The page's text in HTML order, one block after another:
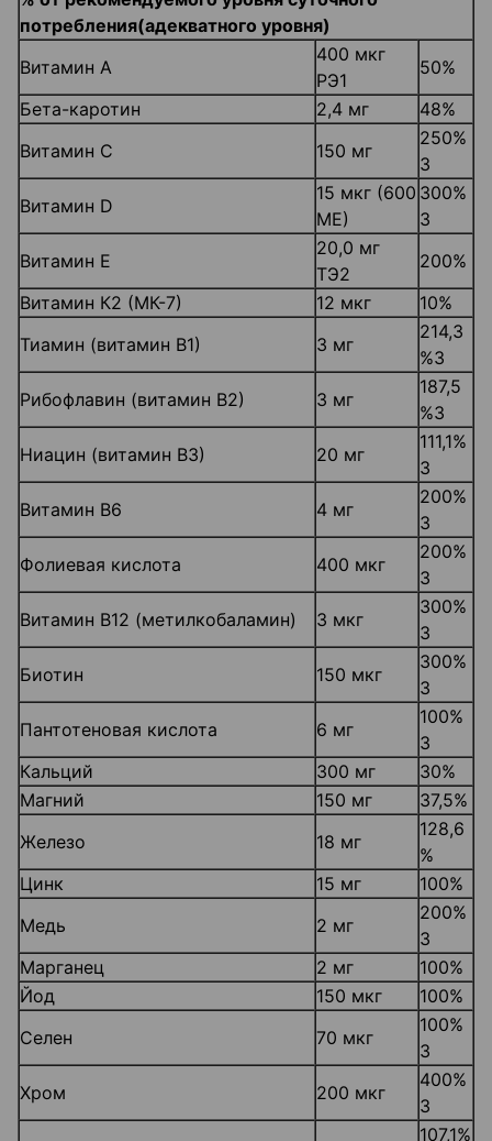
потребления(адекватного уровня)
Витамин А
400 мкг
РЭ1
50%
Бета-каротин
2,4 мг
48%
Витамин С
150 мг
250%
3
Витамин D
15 мкг (600
МЕ)
300%
3
Витамин Е
20,0 мг
ТЭ2
200%
Витамин К2 (МК-7)
12 мкг
10%
Тиамин (витамин В1)
3 мг
214,3
%3
Рибофлавин (витамин В2)
3 мг
187,5
%3
Ниацин (витамин В3)
20 мг
111,1%
3
Витамин В6
4 мг
200%
3
Фолиевая кислота
400 мкг
200%
3
Витамин В12 (метилкобаламин)
3 мкг
300%
3
Биотин
150 мкг
300%
3
Пантотеновая кислота
6 мг
100%
3
Кальций
300 мг
30%
Магний
150 мг
37,5%
Железо
18 мг
128,6
%
Цинк
15 мг
100%
Медь
2 мг
200%
3
Марганец
2 мг
100%
Йод
150 мкг
100%
Селен
70 мкг
100%
3
Хром
200 мкг
400%
3
107,1%